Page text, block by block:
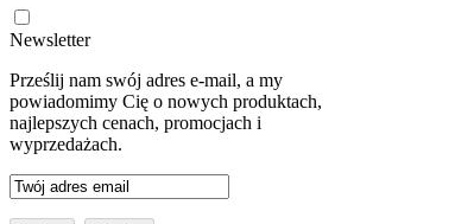
Newsletter
Prześlij nam swój adres e-mail, a my
powiadomimy Cię o nowych produktach,
najlepszych cenach, promocjach i
wyprzedażach.